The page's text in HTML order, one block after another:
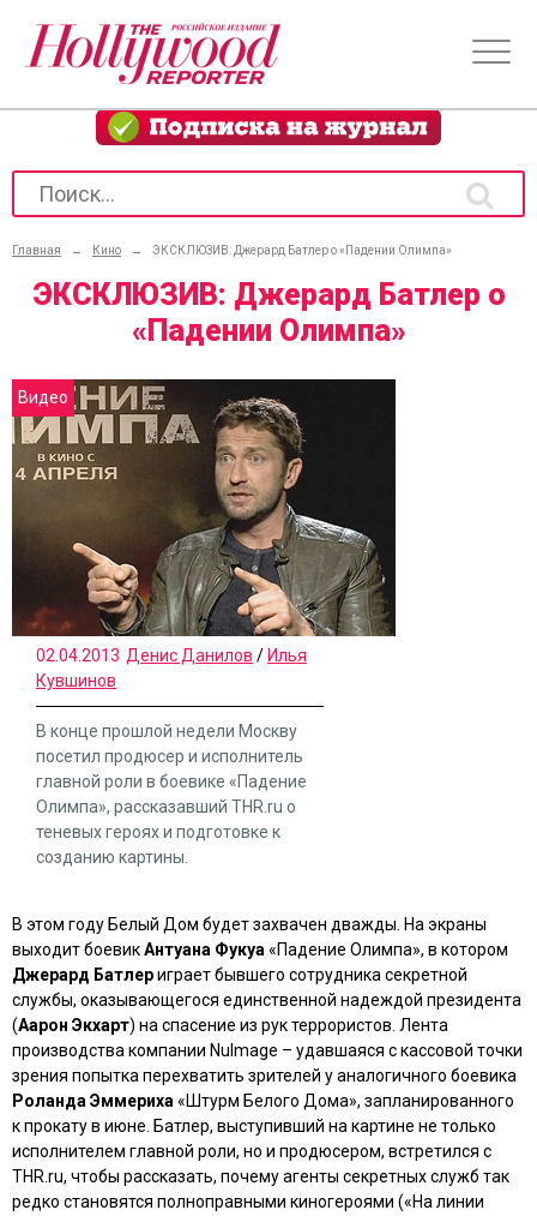
Главная → Кино → ЭКСКЛЮЗИВ: Джерард Батлер о «Падении Олимпа»
ЭКСКЛЮЗИВ: Джерард Батлер о
«Падении Олимпа»
Видео
02.04.2013 Денис Данилов / Илья
Кувшинов
В конце прошлой недели Москву
посетил продюсер и исполнитель
главной роли в боевике «Падение
Олимпа», рассказавший THR.ru о
теневых героях и подготовке к
созданию картины.
В этом году Белый Дом будет захвачен дважды. На экраны
выходит боевикАнтуана Фукуа «Падение Олимпа», в котором
Джерард Батлериграет бывшего сотрудника секретной
службы, оказывающегося единственной надеждой президента
(Аарон Экхарт) на спасение из рук террористов. Лента
производства компании NuImage – удавшаяся с кассовой точки
зрения попытка перехватить зрителей у аналогичного боевика
Роланда Эммериха «Штурм Белого Дома», запланированного
к прокату в июне. Батлер, выступивший на картине не только
исполнителем главной роли, но и продюсером, встретился с
THR.ru, чтобы рассказать, почему агенты секретных служб так
редко становятся полноправными киногероями («На линии